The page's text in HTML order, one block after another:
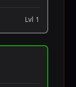
Lvl 1